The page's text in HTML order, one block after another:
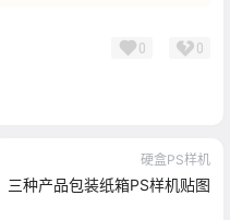
0 0
硬盒PS样机
三种产品包装纸箱PS样机贴图